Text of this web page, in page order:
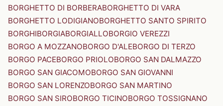
BORGHETTO DI BORBERABORGHETTO DI VARA
BORGHETTO LODIGIANOBORGHETTO SANTO SPIRITO
BORGHIBORGIABORGIALLOBORGIO VEREZZI
BORGO A MOZZANOBORGO D'ALEBORGO DI TERZO
BORGO PACEBORGO PRIOLOBORGO SAN DALMAZZO
BORGO SAN GIACOMOBORGO SAN GIOVANNI
BORGO SAN LORENZOBORGO SAN MARTINO
BORGO SAN SIROBORGO TICINOBORGO TOSSIGNANO